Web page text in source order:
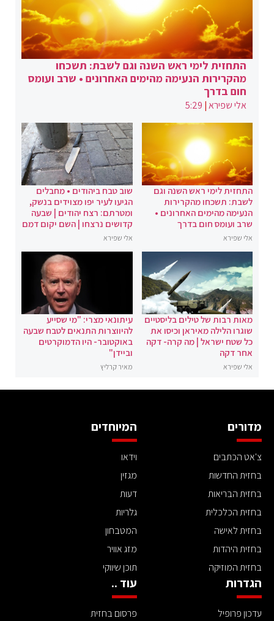
התחזית לימי ראש השנה וגם לשבת: תשכחו
מהקרירות הנעימה מהימים האחרונים • שרב ועומס
חום בדרך
אלי שפירא|
5:29
התחזית לימי ראש השנה וגם
לשבת: תשכחו מהקרירות
הנעימה מהימים האחרונים •
שרב ועומס חום בדרך
אלי שפירא
שוב טבח ביהודים • מחבלים
הגיעו לעיר יפו מצוידים בנשק,
ומטרתם: רצח יהודים | שבעה
קדושים נרצחו | השם יקום דמם
אלי שפירא
מאות רבות של טילים בליסטיים
שוגרו הלילה מאיראן וכיסו את
כל שטח ישראל | מה קרה- דקה
אחר דקה
אלי שפירא
עיתונאי מצרי: "מי שסייע
להיווצרות התנאים לטבח שבעה
באוקטובר- היו הדמוקרטים
וביידן"
מאיר קרליץ
מדורים
צ'אט הכתבים
בחזית החדשות
בחזית הבריאות
בחזית הכלכלית
בחזית לאישה
בחזית היהדות
בחזית המוזיקה
המיוחדים
וידאו
מגזין
דעות
גלריות
המטבחון
מזג אוויר
תוכן שיווקי
הגדרות
עדכון פרופיל
עוד ..
פרסום בחזית